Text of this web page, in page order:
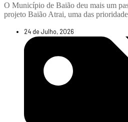
O Município de Baião deu mais um
projeto Baião Atrai, uma das
24 de Julho, 2026